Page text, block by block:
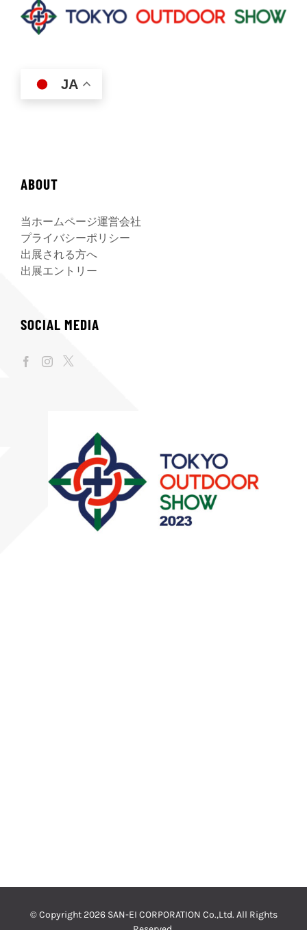
JA
ABOUT
当ホームページ運営会社
プライバシーポリシー
出展される方へ
出展エントリー
SOCIAL MEDIA
© Copyright 2026 SAN-EI CORPORATION Co.,Ltd. All Rights